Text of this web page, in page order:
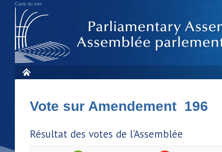
Carte du site
Vote sur Amendement 196
Résultat des votes de l'Assemblée